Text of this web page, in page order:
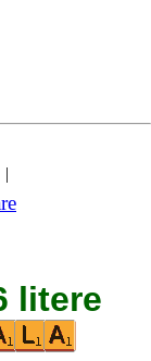
|
litere